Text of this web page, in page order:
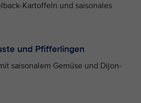
Kartoffeln und saisonales
und Pfifferlingen
saisonalem Gemüse und Dijon-